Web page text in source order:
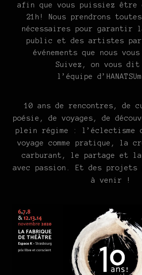
afin que vous puissiez être
21h! Nous prendrons
nécessaires pour garantir
public et des artistes
événements que nous vous
Suivez, on vous
l’équipe
10 ans de rencontres, de
poésie, de voyages, de
plein régime : l’éclectisme
voyage comme pratique, la
carburant, le partage et la
avec passion. Et des projets
à venir !